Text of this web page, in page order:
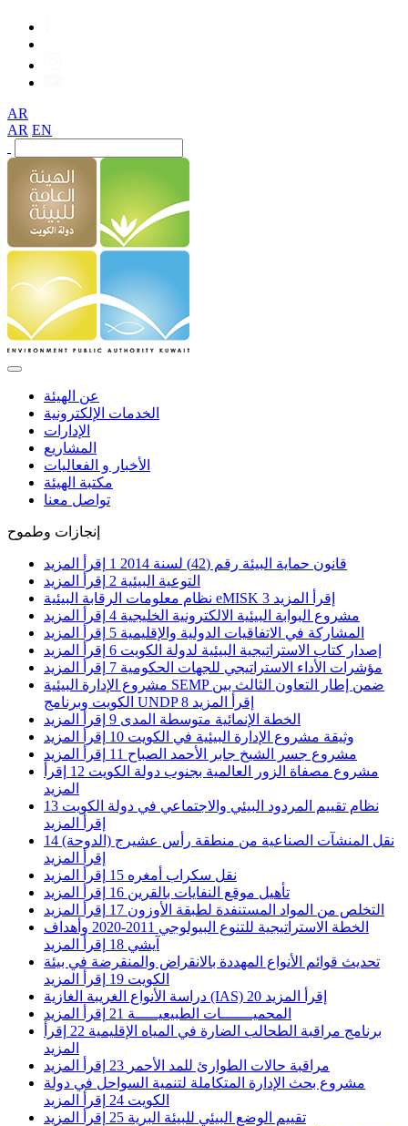
AR
AR EN
عن الهيئة
الخدمات الإلكترونية
الإدارات
المشاريع
الأخبار و الفعاليات
مكتبة الهيئة
تواصل معنا
إنجازات وطموح
قانون حماية البيئة رقم (42) لسنة 2014 1 إقرأ المزيد
التوعية البيئية 2 إقرأ المزيد
نظام معلومات الرقابة البيئية eMISK 3 إقرأ المزيد
مشروع البوابة البيئية الالكترونية الخليجية 4 إقرأ المزيد
المشاركة في الاتفاقيات الدولية والإقليمية 5 إقرأ المزيد
إصدار كتاب الاستراتيجية البيئية لدولة الكويت 6 إقرأ المزيد
مؤشرات الأداء الاستراتيجي للجهات الحكومية 7 إقرأ المزيد
مشروع الإدارة البيئية SEMP ضمن إطار التعاون الثالث بين
الكويت وبرنامج UNDP8 إقرأ المزيد
الخطة الإنمائية متوسطة المدى 9 إقرأ المزيد
وثيقة مشروع الإدارة البيئية في الكويت 10 إقرأ المزيد
مشروع جسر الشيخ جابر الأحمد الصباح 11 إقرأ المزيد
مشروع مصفاة الزور العالمية بجنوب دولة الكويت 12 إقرأ
المزيد
نظام تقييم المردود البيئي والاجتماعي في دولة الكويت 13
إقرأ المزيد
نقل المنشآت الصناعية من منطقة رأس عشيرج (الدوحة) 14
إقرأ المزيد
نقل سكراب أمغره 15 إقرأ المزيد
تأهيل موقع النفايات بالقرين 16 إقرأ المزيد
التخلص من المواد المستنفدة لطبقة الأوزون 17 إقرأ المزيد
الخطة الاستراتيجية للتنوع البيولوجي 2011-2020 وأهداف
آيشي 18 إقرأ المزيد
تحديث قوائم الأنواع المهددة بالانقراض والمنقرضة في بيئة
الكويت 19 إقرأ المزيد
دراسة الأنواع الغريبة الغازية (IAS) 20 إقرأ المزيد
المحميـــــــات الطبيعيـــــة 21 إقرأ المزيد
برنامج مراقبة الطحالب الضارة في المياه الإقليمية 22 إقرأ
المزيد
مراقبة حالات الطوارئ للمد الأحمر 23 إقرأ المزيد
مشروع بحث الإدارة المتكاملة لتنمية السواحل في دولة
الكويت 24 إقرأ المزيد
تقييم الوضع البيئي للبيئة البرية 25 إقرأ المزيد